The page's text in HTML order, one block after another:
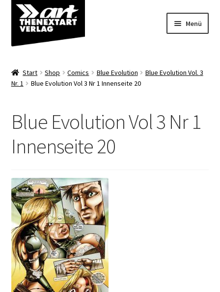
Zur
Navigation
springen
Zum
Inhalt
springen
Menü
Shop
Start Shop Comics Blue Evolution
Blue Evolution Vol. 3
Nr. 1
Blue Evolution Vol 3 Nr 1 Innenseite 20
Blue Evolution Vol 3 Nr 1
Innenseite 20